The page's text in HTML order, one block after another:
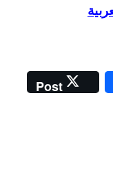
Post